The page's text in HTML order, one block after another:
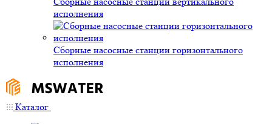
исполнения
Сборные насосные станции горизонтального
исполнения
Каталог